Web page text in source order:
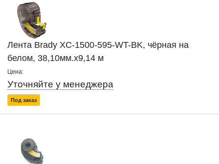
Лента Brady XC-1500-595-WT-BK, чёрная на
белом, 38,10мм.х9,14 м
Цена:
Уточняйте у менеджера
Под заказ